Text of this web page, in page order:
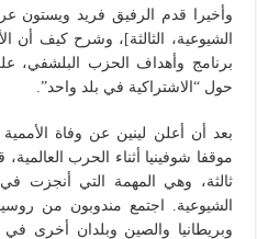
وأخيرا قدم الرفيق فريد ويستون
الشيوعية، الثالثة]، وشرح كيف أن
برنامج وأهداف الحزب البلشفي،
حول “الاشتراكية في بلد واحد”.
بعد أن أعلن لينين عن وفاة الأممية
موقفا شوفينيا أثناء الحرب
الشيوعية. اجتمع مندوبون من روسيا
وبريطانيا والصين وبلدان أخرى